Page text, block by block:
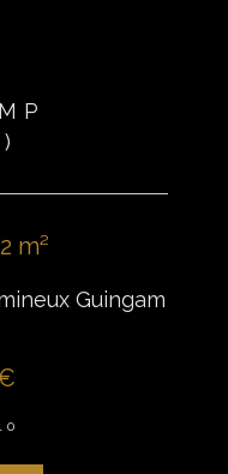
m²
Guingam